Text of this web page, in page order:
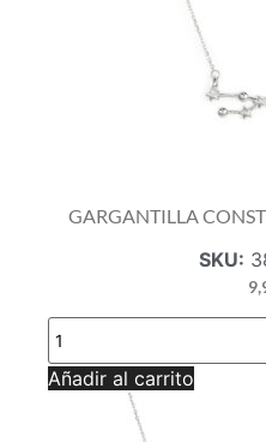
GARGANTILLA
SKU:
GARGANTILLA
CONSTELACIONES
TAURO
AG
Añadir al carrito